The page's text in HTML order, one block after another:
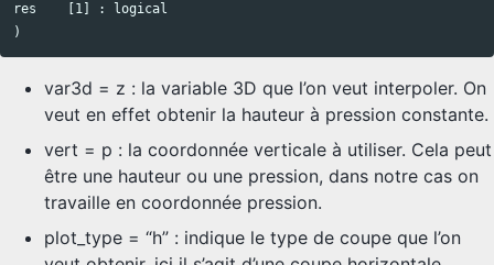
res    [1] : logical
var3d = z : la variable 3D que l’on veut interpoler. On
veut en effet obtenir la hauteur à pression constante.
vert = p : la coordonnée verticale à utiliser. Cela peut
être une hauteur ou une pression, dans notre cas on
travaille en coordonnée pression.
plot_type = “h” : indique le type de coupe que l’on